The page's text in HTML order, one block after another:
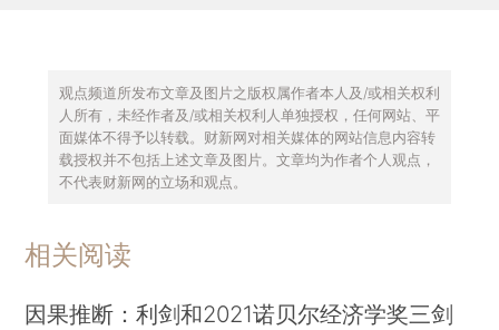
观点频道所发布文章及图片之版权属作者本人及/或相关权利
人所有，未经作者及/或相关权利人单独授权，任何网站、平
面媒体不得予以转载。财新网对相关媒体的网站信息内容转
载授权并不包括上述文章及图片。文章均为作者个人观点，
不代表财新网的立场和观点。
相关阅读
因果推断：利剑和2021诺贝尔经济学奖三剑